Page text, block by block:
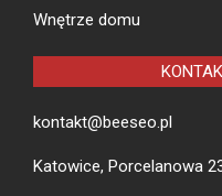
Wnętrze domu
kontakt@beeseo.pl
Katowice, Porcelanowa